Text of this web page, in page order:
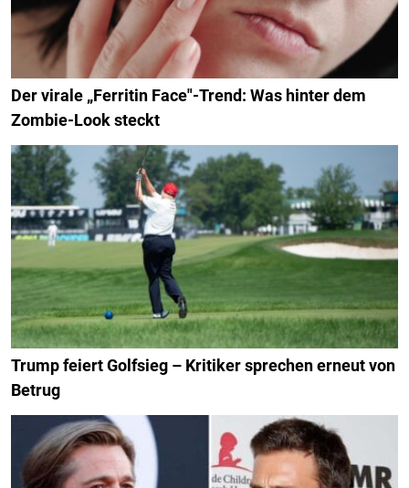
Der virale „Ferritin Face"-Trend: Was hinter dem
Zombie-Look steckt
Trump feiert Golfsieg – Kritiker sprechen erneut von
Betrug